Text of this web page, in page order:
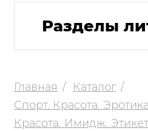
Разделы
Главная
Каталог
Спорт. Красота. Эротика
Красота. Имидж. Этикет